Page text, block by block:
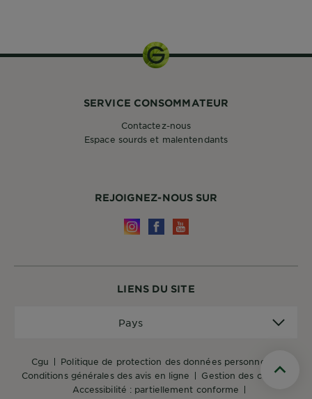
LIENS DU SITE
cgu
politique de protection des données personnelles
conditions générales des avis en ligne
gestion des cookies
accessibilité : partiellement conforme
Pays
REJOIGNEZ-NOUS SUR
SERVICE CONSOMMATEUR
Contactez-nous
Espace sourds et malentendants
Scroll